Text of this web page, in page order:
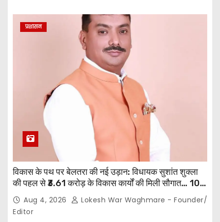
प्रशासन
विकास के पथ पर बेलतरा की नई उड़ान: विधायक सुशांत शुक्ला
की पहल से ₹3.61 करोड़ के विकास कार्यों की मिली सौगात… 10
गांवों में बनेंगे सामुदायिक भवन,, 11 स्थानों पर सीसी रोड निर्माण को
मिली प्रशासनिक स्वीकृति…
Aug 4, 2026
Lokesh War Waghmare - Founder/
Editor